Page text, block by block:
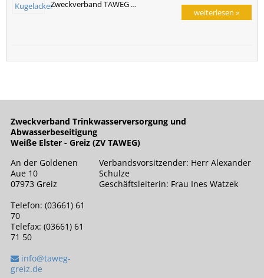
Zweckverband TAWEG …
weiterlesen »
Zweckverband Trinkwasserversorgung und
Abwasserbeseitigung
Weiße Elster - Greiz (ZV TAWEG)
An der Goldenen
Aue 10
07973 Greiz
Telefon: (03661) 61
70
Telefax: (03661) 61
71 50
info@taweg-
greiz.de
Verbandsvorsitzender: Herr Alexander
Schulze
Geschäftsleiterin: Frau Ines Watzek